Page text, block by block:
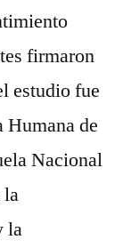
firmaron
estudio fue
Humana de
Nacional
la
la